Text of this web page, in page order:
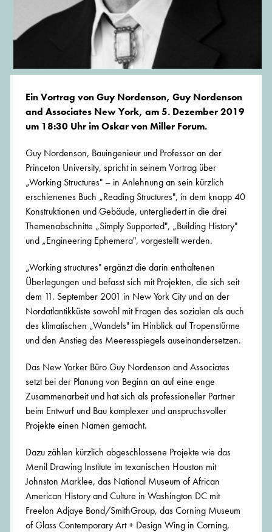
Ein Vortrag von Guy Nordenson, Guy Nordenson
and Associates New York, am 5. Dezember 2019
um 18:30 Uhr im Oskar von Miller Forum.
Guy Nordenson, Bauingenieur und Professor an der
Princeton University, spricht in seinem Vortrag über
„Working Structures" – in Anlehnung an sein kürzlich
erschienenes Buch „Reading Structures", in dem knapp 40
Konstruktionen und Gebäude, untergliedert in die drei
Themenabschnitte „Simply Supported", „Building History"
und „Engineering Ephemera", vorgestellt werden.
„Working structures" ergänzt die darin enthaltenen
Überlegungen und befasst sich mit Projekten, die sich seit
dem 11. September 2001 in New York City und an der
Nordatlantikküste sowohl mit Fragen des sozialen als auch
des klimatischen „Wandels" im Hinblick auf Tropenstürme
und den Anstieg des Meeresspiegels auseinandersetzen.
Das New Yorker Büro Guy Nordenson and Associates
setzt bei der Planung von Beginn an auf eine enge
Zusammenarbeit und hat sich als professioneller Partner
beim Entwurf und Bau komplexer und anspruchsvoller
Projekte einen Namen gemacht.
Dazu zählen kürzlich abgeschlossene Projekte wie das
Menil Drawing Institute im texanischen Houston mit
Johnston Marklee, das National Museum of African
American History and Culture in Washington DC mit
Freelon Adjaye Bond/SmithGroup, das Corning Museum
of Glass Contemporary Art + Design Wing in Corning,